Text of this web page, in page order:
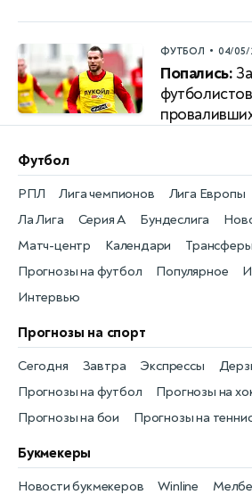
ФУТБОЛ • 04/05/
Попались:
Футбол
РПЛ
Матч-центр
Лига чемпионов
Календари
Лига Европы
Трансферы
Прогнозы на футбол Популярное
Ла Лига Серия А
Интервью
Бундеслига
Прогнозы на спорт
Прогнозы на футбол
Сегодня
Прогнозы на
Завтра
Прогнозы на бои
Экспрессы
Прогнозы на
Букмекеры
Новости букмекеров
Winline